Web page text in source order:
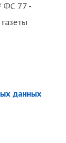
ФС 77 -
данных